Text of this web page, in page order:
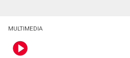
MULTIMEDIA